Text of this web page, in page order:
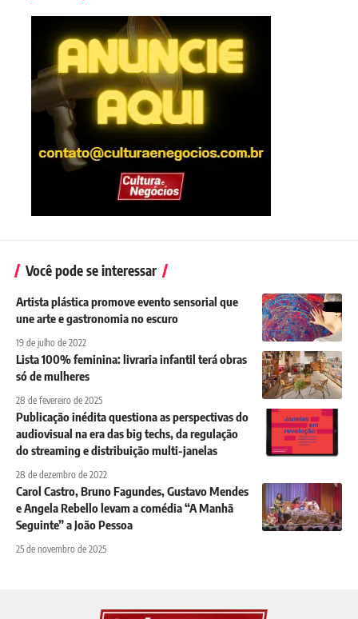
Você pode se interessar
Artista plástica promove evento sensorial que
une arte e gastronomia no escuro
19 de julho de 2022
Lista 100% feminina: livraria infantil terá obras
só de mulheres
28 de fevereiro de 2025
Publicação inédita questiona as perspectivas do
audiovisual na era das big techs, da regulação
do streaming e distribuição multi-janelas
28 de dezembro de 2022
Carol Castro, Bruno Fagundes, Gustavo Mendes
e Angela Rebello levam a comédia “A Manhã
Seguinte” a João Pessoa
25 de novembro de 2025